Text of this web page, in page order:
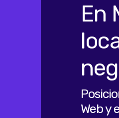
En
Web y